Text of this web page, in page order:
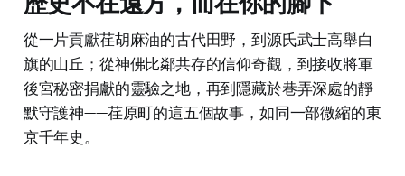
從一片貢獻荏胡麻油的古代田野，到源氏武士高舉白
旗的山丘；從神佛比鄰共存的信仰奇觀，到接收將軍
後宮秘密捐獻的靈驗之地，再到隱藏於巷弄深處的靜
默守護神——荏原町的這五個故事，如同一部微縮的東
京千年史。